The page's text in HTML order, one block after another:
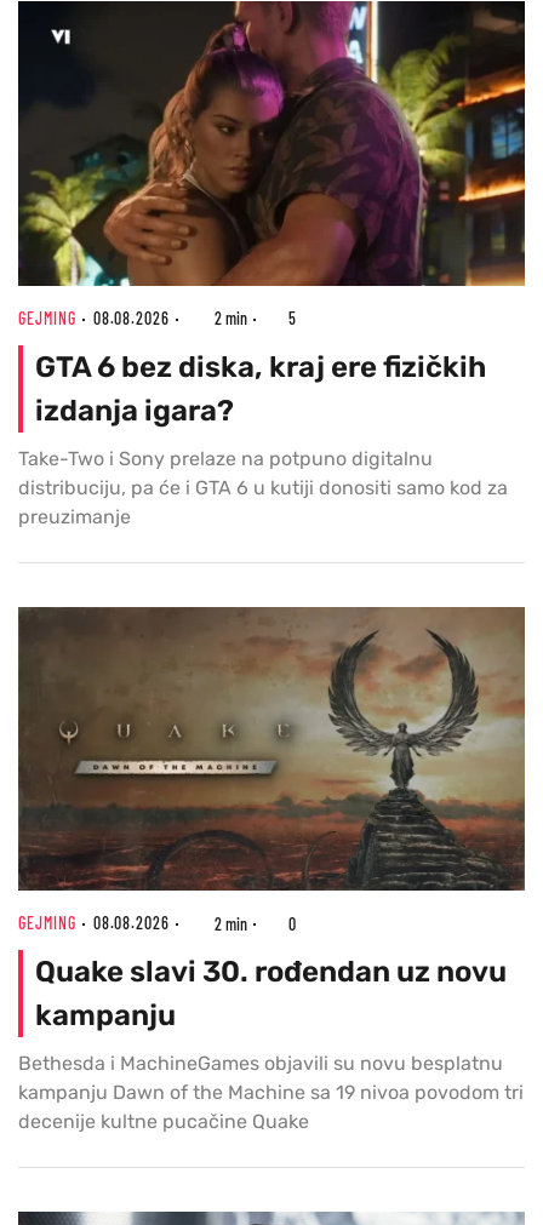
GEJMING 08.08.2026 2 min 5
GTA 6 bez diska, kraj ere fizičkih
izdanja igara?
Take-Two i Sony prelaze na potpuno digitalnu
distribuciju, pa će i GTA 6 u kutiji donositi samo kod za
preuzimanje
GEJMING 08.08.2026 2 min 0
Quake slavi 30. rođendan uz novu
kampanju
Bethesda i MachineGames objavili su novu besplatnu
kampanju Dawn of the Machine sa 19 nivoa povodom tri
decenije kultne pucačine Quake